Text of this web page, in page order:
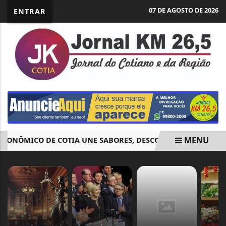
ENTRAR 07 DE AGOSTO DE 2026
DE COTIA UNE SABORES, DESCONTO E INCENTIVO À
MENU